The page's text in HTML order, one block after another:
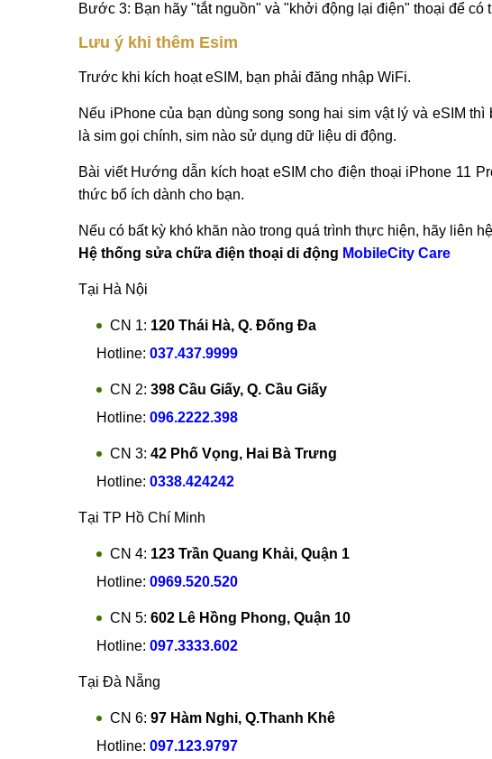
Bước 3: Bạn hãy "tắt nguồn" và "khởi động lại điện" thoại để có
Lưu ý khi thêm Esim
Trước khi kích hoạt eSIM, bạn phải đăng nhập WiFi.
Nếu iPhone của bạn dùng song song hai sim vật lý và eSIM
là sim gọi chính, sim nào sử dụng dữ liệu di động.
Bài viết Hướng dẫn kích hoạt eSIM cho điện thoại iPhone 11
thức bổ ích dành cho bạn.
Nếu có bất kỳ khó khăn nào trong quá trình thực hiện, hãy liên
Hệ thống sửa chữa điện thoại di động MobileCity Care
Tại Hà Nội
CN 1: 120 Thái Hà, Q. Đống Đa
Hotline: 037.437.9999
CN 2: 398 Cầu Giấy, Q. Cầu Giấy
Hotline: 096.2222.398
CN 3: 42 Phố Vọng, Hai Bà Trưng
Hotline: 0338.424242
Tại TP Hồ Chí Minh
CN 4: 123 Trần Quang Khải, Quận 1
Hotline: 0969.520.520
CN 5: 602 Lê Hồng Phong, Quận 10
Hotline: 097.3333.602
Tại Đà Nẵng
CN 6: 97 Hàm Nghi, Q.Thanh Khê
Hotline: 097.123.9797